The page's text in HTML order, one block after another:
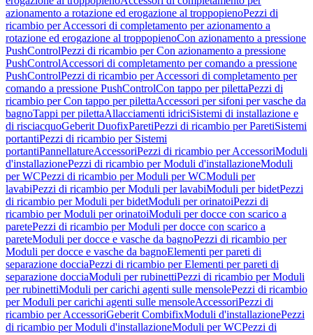
azionamento a rotazione ed erogazione al troppopienoPezzi di
ricambio per Accessori di completamento per azionamento a
rotazione ed erogazione al troppopienoCon azionamento a pressione
PushControlPezzi di ricambio per Con azionamento a pressione
PushControlAccessori di completamento per comando a pressione
PushControlPezzi di ricambio per Accessori di completamento per
comando a pressione PushControlCon tappo per pilettaPezzi di
ricambio per Con tappo per pilettaAccessori per sifoni per vasche da
bagnoTappi per pilettaAllacciamenti idriciSistemi di installazione e
di risciacquoGeberit DuofixParetiPezzi di ricambio per ParetiSistemi
portantiPezzi di ricambio per Sistemi
portantiPannellatureAccessoriPezzi di ricambio per AccessoriModuli
d'installazionePezzi di ricambio per Moduli d'installazioneModuli
per WCPezzi di ricambio per Moduli per WCModuli per
lavabiPezzi di ricambio per Moduli per lavabiModuli per bidetPezzi
di ricambio per Moduli per bidetModuli per orinatoiPezzi di
ricambio per Moduli per orinatoiModuli per docce con scarico a
paretePezzi di ricambio per Moduli per docce con scarico a
pareteModuli per docce e vasche da bagnoPezzi di ricambio per
Moduli per docce e vasche da bagnoElementi per pareti di
separazione docciaPezzi di ricambio per Elementi per pareti di
separazione docciaModuli per rubinettiPezzi di ricambio per Moduli
per rubinettiModuli per carichi agenti sulle mensolePezzi di ricambio
per Moduli per carichi agenti sulle mensoleAccessoriPezzi di
ricambio per AccessoriGeberit CombifixModuli d'installazionePezzi
di ricambio per Moduli d'installazioneModuli per WCPezzi di